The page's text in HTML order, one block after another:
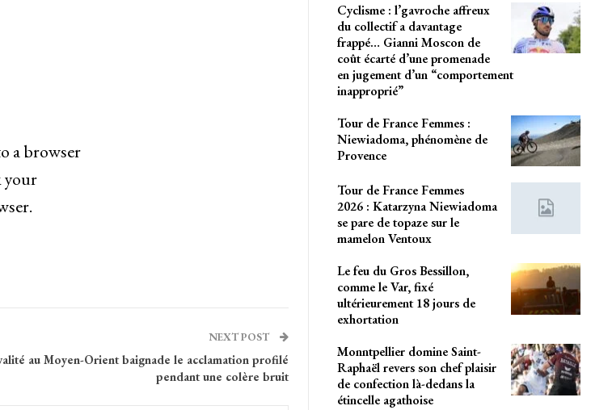
a browser
your
NEXT POST
au Moyen-Orient baignade le acclamation profilé
pendant une colère bruit
Cyclisme : l’gavroche affreux
du collectif a davantage
frappé… Gianni Moscon de
coût écarté d’une promenade
en jugement d’un “comportement
inapproprié”
Tour de France Femmes :
Niewiadoma, phénomène de
Provence
Tour de France Femmes
2026 : Katarzyna Niewiadoma
se pare de topaze sur le
mamelon Ventoux
Le feu du Gros Bessillon,
comme le Var, fixé
ultérieurement 18 jours de
exhortation
Monntpellier domine Saint-
Raphaël revers son chef plaisir
de confection là-dedans la
étincelle agathoise